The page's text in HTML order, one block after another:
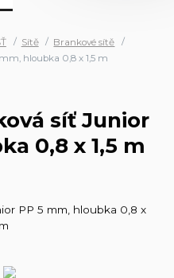
Sítě
Brankové sítě
hloubka 0,8 x 1,5 m
síť Junior
0,8 x 1,5 m